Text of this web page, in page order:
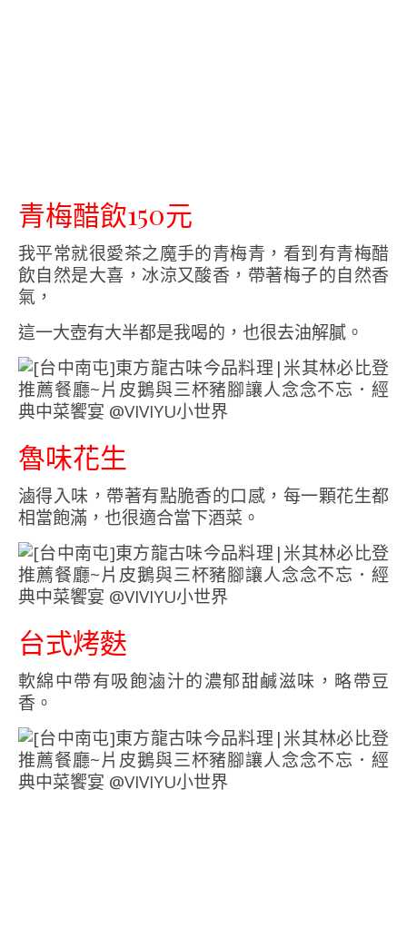
青梅醋飲150元
我平常就很愛茶之魔手的青梅青，看到有青梅醋
飲自然是大喜，冰涼又酸香，帶著梅子的自然香
氣，
這一大壺有大半都是我喝的，也很去油解膩。
魯味花生
滷得入味，帶著有點脆香的口感，每一顆花生都
相當飽滿，也很適合當下酒菜。
台式烤麩
軟綿中帶有吸飽滷汁的濃郁甜鹹滋味，略帶豆
香。